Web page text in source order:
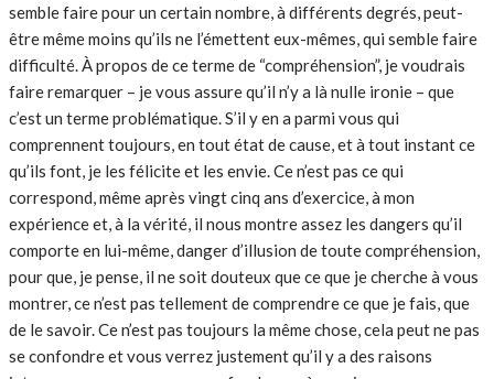
semble faire pour un certain nombre, à différents degrés, peut-
être même moins qu’ils ne l’émettent eux-mêmes, qui semble faire
difficulté. À propos de ce terme de “compréhension”, je voudrais
faire remarquer – je vous assure qu’il n’y a là nulle ironie – que
c’est un terme problématique. S’il y en a parmi vous qui
comprennent toujours, en tout état de cause, et à tout instant ce
qu’ils font, je les félicite et les envie. Ce n’est pas ce qui
correspond, même après vingt cinq ans d’exercice, à mon
expérience et, à la vérité, il nous montre assez les dangers qu’il
comporte en lui-même, danger d’illusion de toute compréhension,
pour que, je pense, il ne soit douteux que ce que je cherche à vous
montrer, ce n’est pas tellement de comprendre ce que je fais, que
de le savoir. Ce n’est pas toujours la même chose, cela peut ne pas
se confondre et vous verrez justement qu’il y a des raisons